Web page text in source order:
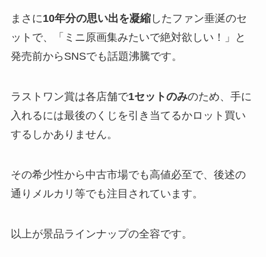
まさに10年分の思い出を凝縮したファン垂涎のセ
ットで、「ミニ原画集みたいで絶対欲しい！」と
発売前からSNSでも話題沸騰です。
ラストワン賞は各店舗で1セットのみのため、手に
入れるには最後のくじを引き当てるかロット買い
するしかありません。
その希少性から中古市場でも高値必至で、後述の
通りメルカリ等でも注目されています。
以上が景品ラインナップの全容です。